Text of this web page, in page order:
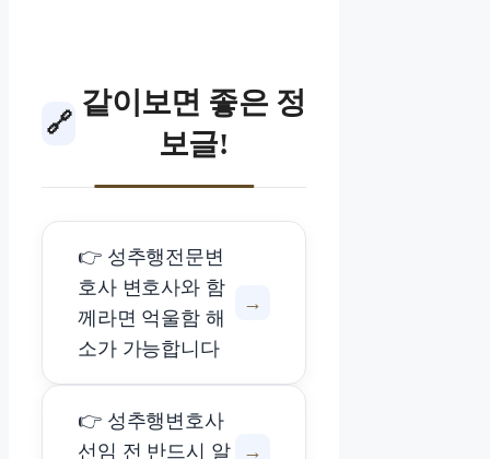
🔗
같이보면 좋은 정
보글!
👉 성추행전문변
호사 변호사와 함
께라면 억울함 해
소가 가능합니다
→
👉 성추행변호사
선임 전 반드시 알
→